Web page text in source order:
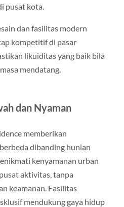
pusat kota.
dan fasilitas modern
kompetitif di pasar
likuiditas yang baik bila
mendatang.
dan Nyaman
memberikan
dibanding hunian
kenyamanan urban
aktivitas, tanpa
keamanan. Fasilitas
mendukung gaya hidup